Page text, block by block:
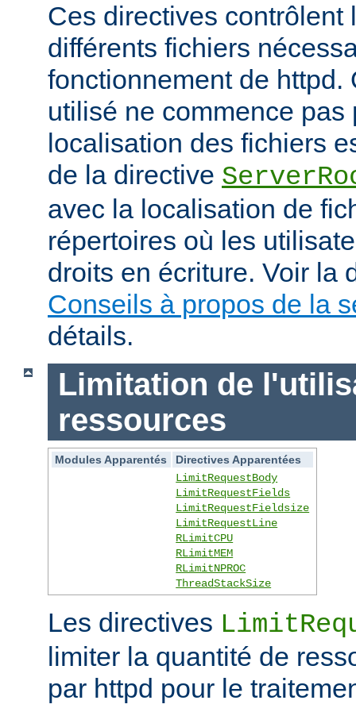
Ces directives contrôlent
différents fichiers
fonctionnement de httpd.
utilisé ne commence pas
localisation des fichiers
de la directive
avec la localisation de
répertoires où les
droits en écriture. Voir la
Conseils à propos de la
détails.
Limitation de
ressources
Modules Apparentés
Directives Apparentées
LimitRequestBody
LimitRequestFields
LimitRequestFieldsize
LimitRequestLine
RLimitCPU
RLimitMEM
RLimitNPROC
ThreadStackSize
Les directives
limiter la quantité de
par httpd pour le